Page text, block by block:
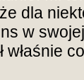
dla
w
właśnie